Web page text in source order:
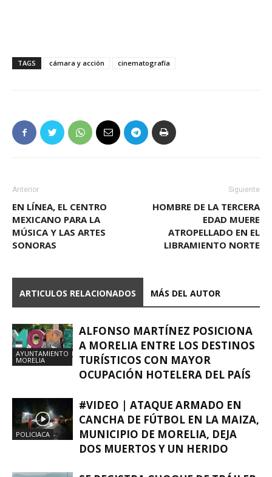
TAGS cámara y acción cinematografía
Anterior
EN LÍNEA, EL CENTRO
MEXICANO PARA LA
MÚSICA Y LAS ARTES
SONORAS
Siguiente
HOMBRE DE LA TERCERA
EDAD MUERE
ATROPELLADO EN EL
LIBRAMIENTO NORTE
ARTICULOS RELACIONADOS MÁS DEL AUTOR
AYUNTAMIENTO
MORELIA
ALFONSO MARTÍNEZ POSICIONA
A MORELIA ENTRE LOS DESTINOS
TURÍSTICOS CON MAYOR
OCUPACIÓN HOTELERA DEL PAÍS
POLICIACA
#VIDEO | ATAQUE ARMADO EN
CANCHA DE FÚTBOL EN LA MAIZA,
MUNICIPIO DE MORELIA, DEJA
DOS MUERTOS Y UN HERIDO